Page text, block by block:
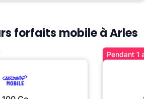
forfaits mobile à Arles
Pendant 1